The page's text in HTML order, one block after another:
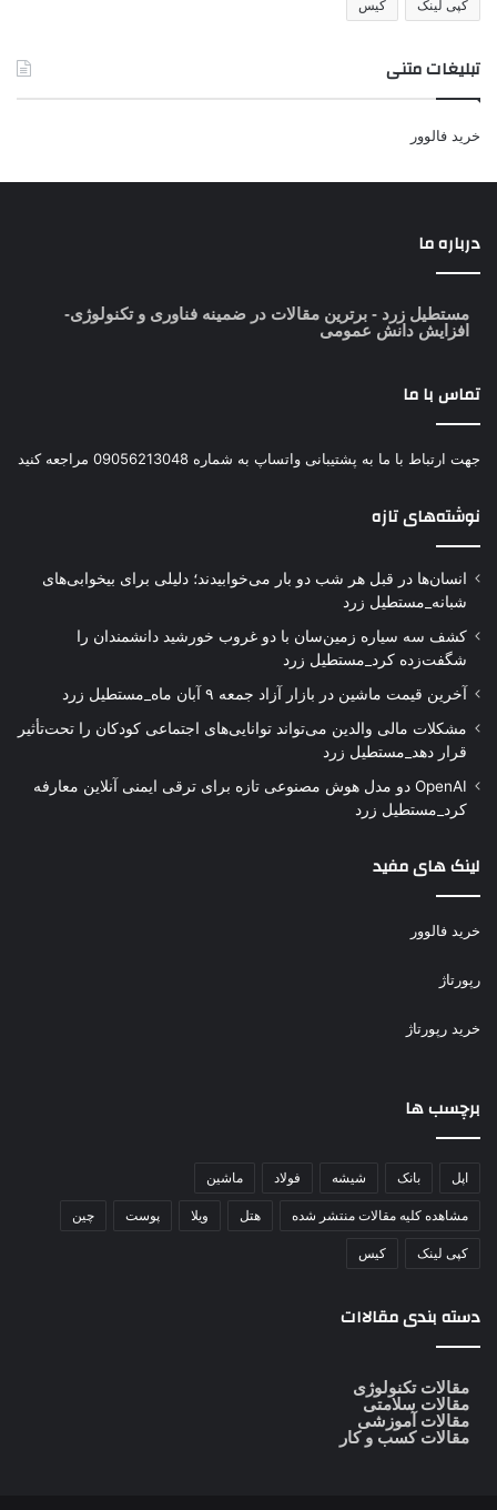
کپی لینک کیس
تبلیغات متنی
خرید فالوور
درباره ما
مستطیل زرد - برترین مقالات در ضمینه فناوری و تکنولوژی-
افزایش دانش عمومی
تماس با ما
جهت ارتباط با ما به پشتیبانی واتساپ به شماره 09056213048 مراجعه کنید
نوشته‌های تازه
انسان‌ها در قبل هر شب دو بار می‌خوابیدند؛ دلیلی برای بیخوابی‌های
شبانه_مستطیل زرد
کشف سه سیاره زمین‌سان با دو غروب خورشید دانشمندان را
شگفت‌زده کرد_مستطیل زرد
آخرین قیمت ماشین در بازار آزاد جمعه ۹ آبان ماه_مستطیل زرد
مشکلات مالی والدین می‌تواند توانایی‌های اجتماعی کودکان را تحت‌تأثیر
قرار دهد_مستطیل زرد
OpenAI دو مدل هوش مصنوعی تازه برای ترقی ایمنی آنلاین معارفه
کرد_مستطیل زرد
لینک های مفید
خرید فالوور
رپورتاژ
خرید رپورتاژ
برچسب ها
اپل بانک شیشه فولاد ماشین
مشاهده کلیه مقالات منتشر شده هتل ویلا پوست چین
کپی لینک کیس
دسته بندی مقالاات
مقالات تکنولوژی
مقالات سلامتی
مقالات آموزشی
مقالات کسب و کار